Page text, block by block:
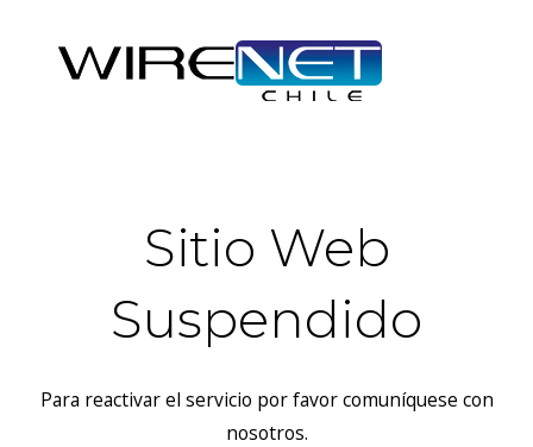
Sitio Web
Suspendido
Para reactivar el servicio por favor comuníquese con
nosotros.